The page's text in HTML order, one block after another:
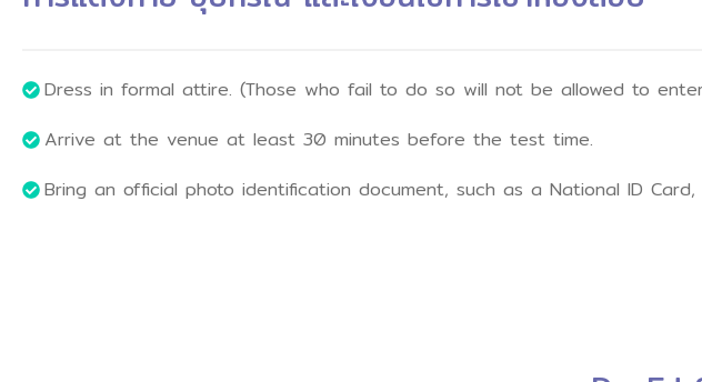
Dress in formal attire. (Those who fail to do so will not be allowed to
Arrive at the venue at least 30 minutes before the test time.
Bring an official photo identification document, such as a National ID